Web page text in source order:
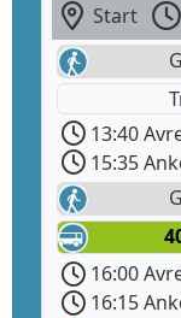
Start
13:40
15:35
16:00
16:15